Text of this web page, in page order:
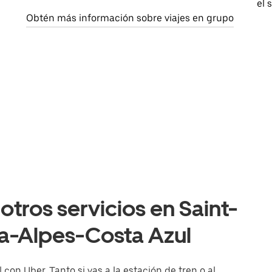
Obtén más información sobre viajes en grupo
el
servicios en Saint-
Alpes-Costa Azul